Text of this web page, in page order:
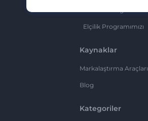
Elçilik Programımızı
Kaynaklar
Markalaştırma Araçları
Blog
Kategoriler